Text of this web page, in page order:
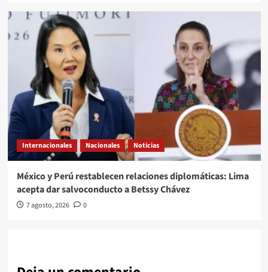
Internacionales Nacionales Noticias
México y Perú restablecen relaciones diplomáticas: Lima
acepta dar salvoconducto a Betssy Chávez
7 agosto, 2026 0